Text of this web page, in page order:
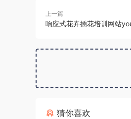
上一篇
响应式花卉插花培训网站
猜你喜欢